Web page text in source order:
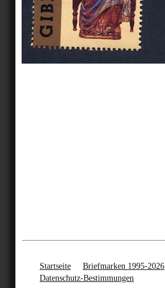
Startseite Briefmarken 1995-2026
Datenschutz-Bestimmungen